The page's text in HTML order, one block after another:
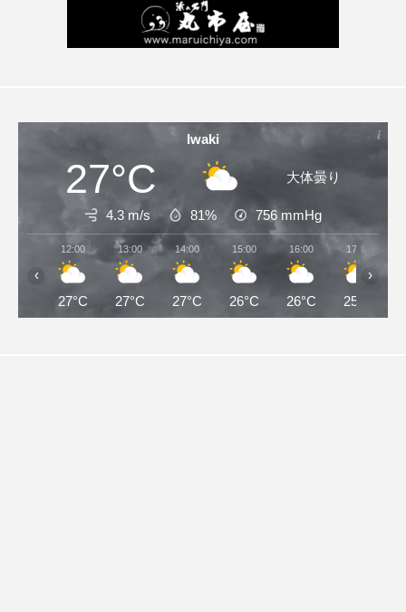
Iwaki
27°C 大体曇り
4.3 m/s 81% 756 mmHg
12:00
27°C
13:00
27°C
14:00
27°C
15:00
26°C
16:00
26°C
17:00
25°C
‹ ›